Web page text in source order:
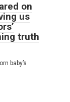
on
us
truth
baby’s